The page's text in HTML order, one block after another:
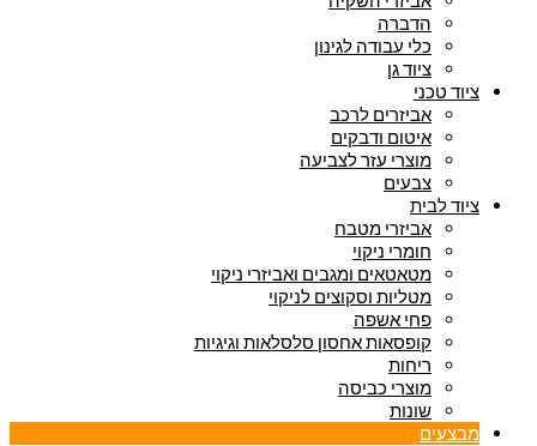
הדברה
כלי עבודה לגינון
ציוד גן
ציוד טכני
אביזרים לרכב
איטום ודבקים
מוצרי עזר לצביעה
צבעים
ציוד לבית
אביזרי מטבח
חומרי ניקוי
מטאטאים ומגבים ואביזרי ניקוי
מטליות וסקוצים לניקוי
פחי אשפה
קופסאות אחסון סלסלאות וגיגיות
ריחות
מוצרי כביסה
שונות
מבצעים